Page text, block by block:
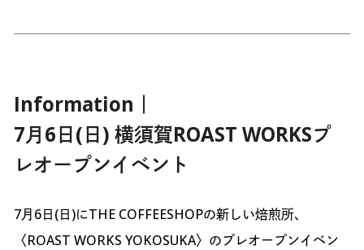
Information｜
7月6日(日) 横須賀ROAST WORKSプ
レオープンイベント
7月6日(日)にTHE COFFEESHOPの新しい焙煎所、
〈ROAST WORKS YOKOSUKA〉のプレオープンイベン